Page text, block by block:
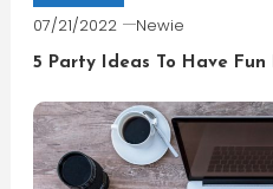
07/21/2022 Newie
5 Party Ideas To Have Fun